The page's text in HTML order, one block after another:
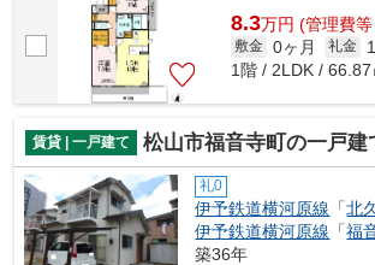
8.3万円 (管理費
敷金 0ヶ月 礼金
1階 / 2LDK / 66.87
賃貸 | 一戸建て 松山市福音寺町の一戸建
礼0
伊予鉄道横河原線 「北
伊予鉄道横河原線 「福
築36年